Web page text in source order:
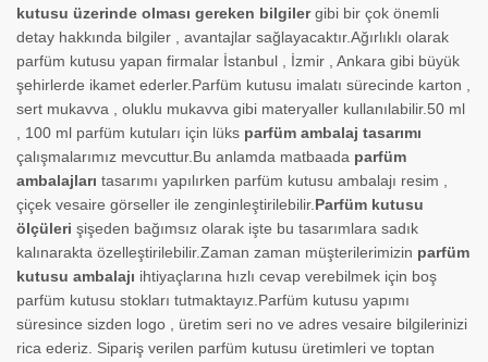
kutusu üzerinde olması gereken bilgilergibi bir çok önemli
detay hakkında bilgiler , avantajlar sağlayacaktır.Ağırlıklı olarak
parfüm kutusu yapan firmalar İstanbul , İzmir , Ankara gibi büyük
şehirlerde ikamet ederler.Parfüm kutusu imalatı sürecinde karton ,
sert mukavva , oluklu mukavva gibi materyaller kullanılabilir.50 ml
, 100 ml parfüm kutuları için lüks parfüm ambalaj tasarımı
çalışmalarımız mevcuttur.Bu anlamda matbaada parfüm
ambalajları tasarımı yapılırken parfüm kutusu ambalajı resim ,
çiçek vesaire görseller ile zenginleştirilebilir. Parfüm kutusu
ölçüleri şişeden bağımsız olarak işte bu tasarımlara sadık
kalınarakta özelleştirilebilir.Zaman zaman müşterilerimizin parfüm
kutusu ambalajı ihtiyaçlarına hızlı cevap verebilmek için boş
parfüm kutusu stokları tutmaktayız.Parfüm kutusu yapımı
süresince sizden logo , üretim seri no ve adres vesaire bilgilerinizi
rica ederiz. Sipariş verilen parfüm kutusu üretimleri ve toptan